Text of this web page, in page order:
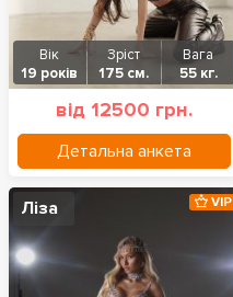
Вік
19 років
Зріст
175 см.
Вага
55 кг.
від 12500 грн.
Детальна анкета
Ліза VIP